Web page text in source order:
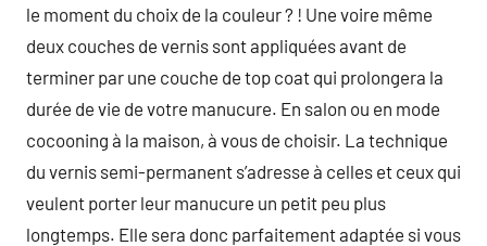
le moment du choix de la couleur ? ! Une voire même
deux couches de vernis sont appliquées avant de
terminer par une couche de top coat qui prolongera la
durée de vie de votre manucure. En salon ou en mode
cocooning à la maison, à vous de choisir. La technique
du vernis semi-permanent s’adresse à celles et ceux qui
veulent porter leur manucure un petit peu plus
longtemps. Elle sera donc parfaitement adaptée si vous